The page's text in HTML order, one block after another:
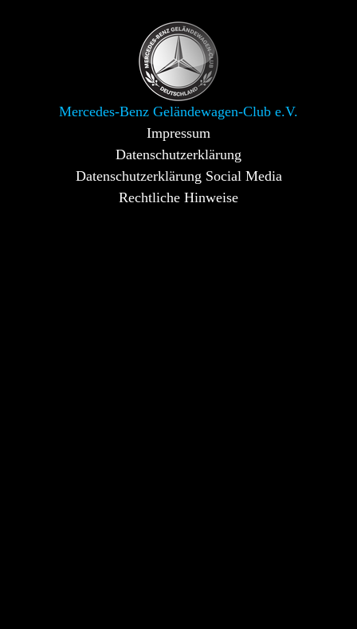
Mercedes-Benz Geländewagen-Club e.V.
Impressum
Datenschutzerklärung
Datenschutzerklärung Social Media
Rechtliche Hinweise